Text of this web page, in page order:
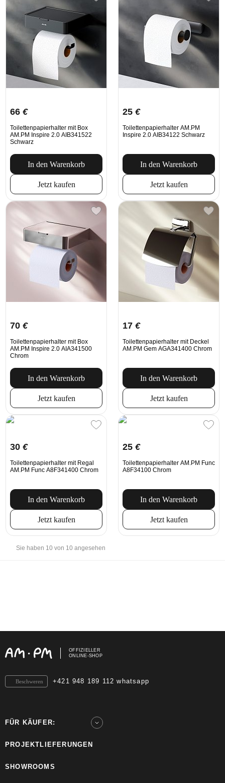
66 €
Toilettenpapierhalter mit Box
AM.PM Inspire 2.0 AIB341522
Schwarz
In den Warenkorb
Jetzt kaufen
25 €
Toilettenpapierhalter AM.PM
Inspire 2.0 AIB34122 Schwarz
In den Warenkorb
Jetzt kaufen
70 €
Toilettenpapierhalter mit Box
AM.PM Inspire 2.0 AIA341500
Chrom
In den Warenkorb
Jetzt kaufen
17 €
Toilettenpapierhalter mit Deckel
AM.PM Gem AGA341400 Chrom
In den Warenkorb
Jetzt kaufen
30 €
Toilettenpapierhalter mit Regal
AM.PM Func A8F341400 Chrom
In den Warenkorb
Jetzt kaufen
25 €
Toilettenpapierhalter AM.PM Func
A8F34100 Chrom
In den Warenkorb
Jetzt kaufen
Sie haben 10 von 10 angesehen
OFFIZIELLER
ONLINE-SHOP
+421 948 189 112 whatsapp
Beschweren
FÜR KÄUFER:
PROJEKTLIEFERUNGEN
SHOWROOMS